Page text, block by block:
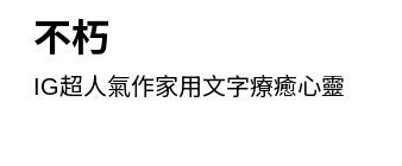
不朽
IG超人氣作家用文字療癒心靈